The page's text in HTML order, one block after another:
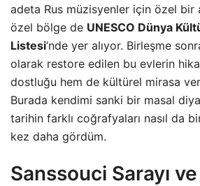
adeta Rus müzisyenler için özel bir
özel bölge de UNESCO Dünya
Listesi‘nde yer alıyor. Birleşme
olarak restore edilen bu evlerin
dostluğu hem de kültürel mirasa
Burada kendimi sanki bir masal
tarihin farklı coğrafyaları nasıl da
kez daha gördüm.
Sanssouci Sarayı